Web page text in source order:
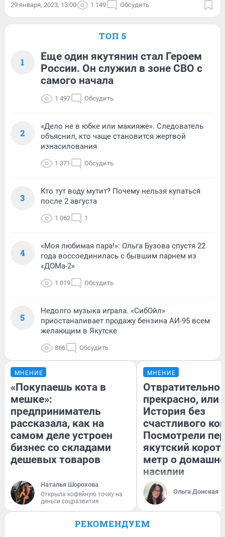
29 января, 2023, 13:00 1 149 Обсудить
ТОП 5
1
Еще один якутянин стал Героем
России. Он служил в зоне СВО с
самого начала
1 497 Обсудить
2
«Дело не в юбке или макияже». Следователь
объяснил, кто чаще становится жертвой
изнасилования
1 371 Обсудить
3
Кто тут воду мутит? Почему нельзя купаться
после 2 августа
1 062 1
4
«Моя любимая пара!»: Ольга Бузова спустя 22
года воссоединилась с бывшим парнем из
«ДОМа-2»
1 019 Обсудить
5
Недолго музыка играла. «СибОйл»
приостаналивает продажу бензина АИ-95 всем
желающим в Якутске
866 Обсудить
МНЕНИЕ
«Покупаешь кота в
мешке»:
предприниматель
рассказала, как на
самом деле устроен
бизнес со складами
дешевых товаров
Наталья Шорохова
Открыла кофейную точку на
деньги соцразвития
МНЕНИЕ
Отвратительно
прекрасно, или
История без
счастливого
Посмотрели
якутский
метр о
насилии
Ольга Донская
РЕКОМЕНДУЕМ